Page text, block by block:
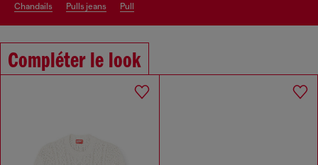
chandails pulls jeans pull
Compléter le look